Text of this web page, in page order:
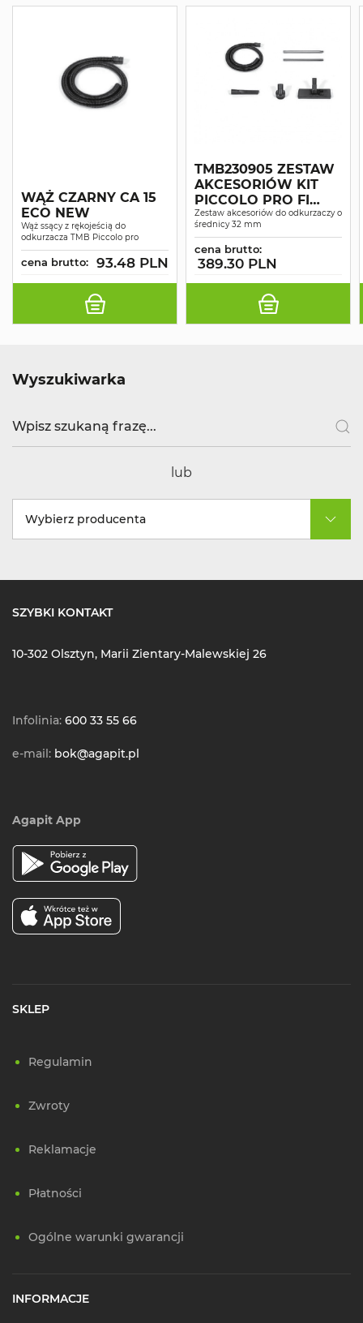
WĄŻ CZARNY CA 15
ECO NEW
Wąż ssący z rękojeścią do
odkurzacza TMB Piccolo pro
cena brutto: 93.48 PLN
TMB230905 ZESTAW
AKCESORIÓW KIT
PICCOLO PRO FI
32MM
Zestaw akcesoriów do odkurzaczy o
średnicy 32 mm
cena brutto:
389.30 PLN
Wyszukiwarka
lub
Wybierz producenta
SZYBKI KONTAKT
10-302 Olsztyn, Marii Zientary-Malewskiej 26
Infolinia: 600 33 55 66
e-mail: bok@agapit.pl
Agapit App
SKLEP
Regulamin
Zwroty
Reklamacje
Płatności
Ogólne warunki gwarancji
INFORMACJE